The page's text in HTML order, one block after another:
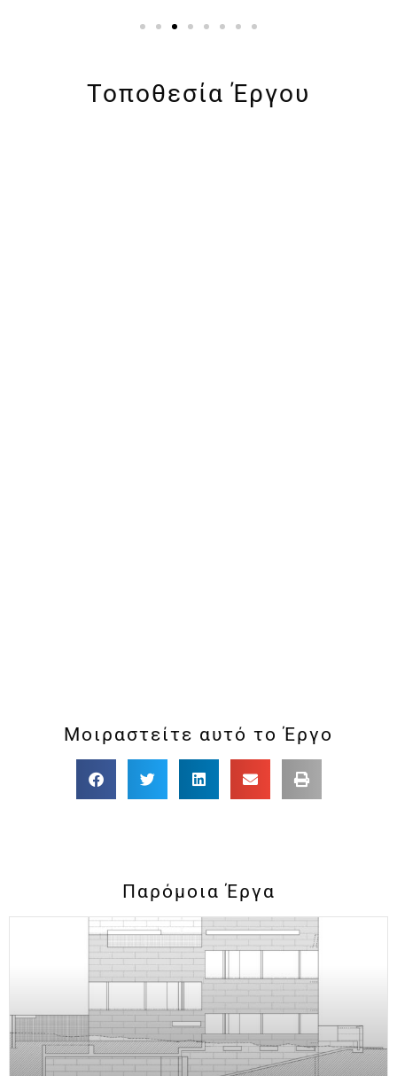
Τοποθεσία Έργου
Μοιραστείτε αυτό το Έργο
Παρόμοια Έργα